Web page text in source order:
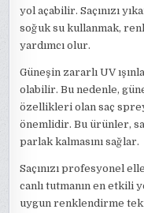
yol açabilir. Saçınızı
soğuk su kullanmak,
yardımcı olur.
Güneşin zararlı UV
olabilir. Bu nedenle,
özellikleri olan saç
önemlidir. Bu ürünler,
parlak kalmasını sağlar.
Saçınızı profesyonel
canlı tutmanın en etkili
uygun renklendirme